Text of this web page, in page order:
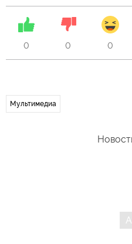
0 0 0
Мультимедиа